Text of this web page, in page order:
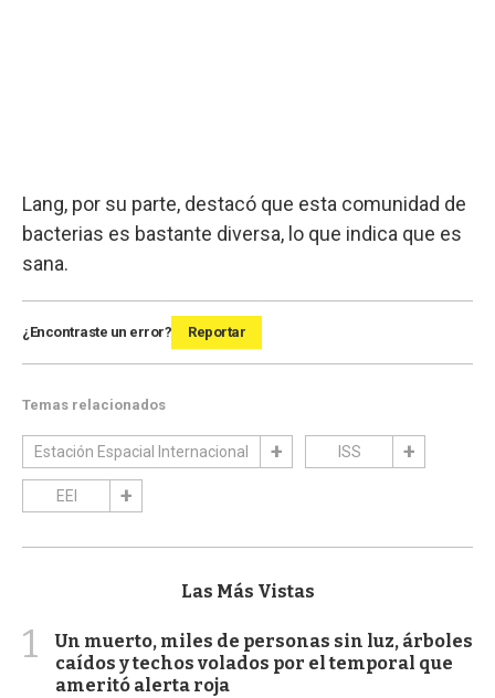
Lang, por su parte, destacó que esta comunidad de
bacterias es bastante diversa, lo que indica que es
sana.
¿Encontraste un error? Reportar
Temas relacionados
Estación Espacial Internacional ISS
EEI
Las Más Vistas
1
Un muerto, miles de personas sin luz, árboles
caídos y techos volados por el temporal que
ameritó alerta roja